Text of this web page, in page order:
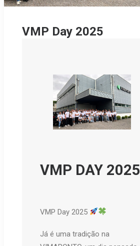
VMP Day 2025
VMP DAY 2025
VMP Day 2025
Já é uma tradição na